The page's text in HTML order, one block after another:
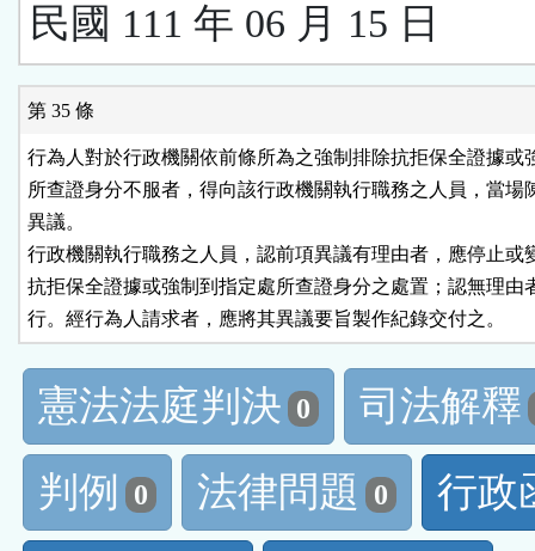
民國 111 年 06 月 15 日
第 35 條
行為人對於行政機關依前條所為之強制排除抗拒保全證據或
所查證身分不服者，得向該行政機關執行職務之人員，當場
異議。
行政機關執行職務之人員，認前項異議有理由者，應停止或
抗拒保全證據或強制到指定處所查證身分之處置；認無理由
行。經行為人請求者，應將其異議要旨製作紀錄交付之。
憲法法庭判決 0
司法解釋
判例
0 法律問題 0
行政